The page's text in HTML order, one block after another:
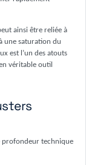
ainsi être reliée à
une saturation du
est l’un des atouts
véritable outil
profondeur technique